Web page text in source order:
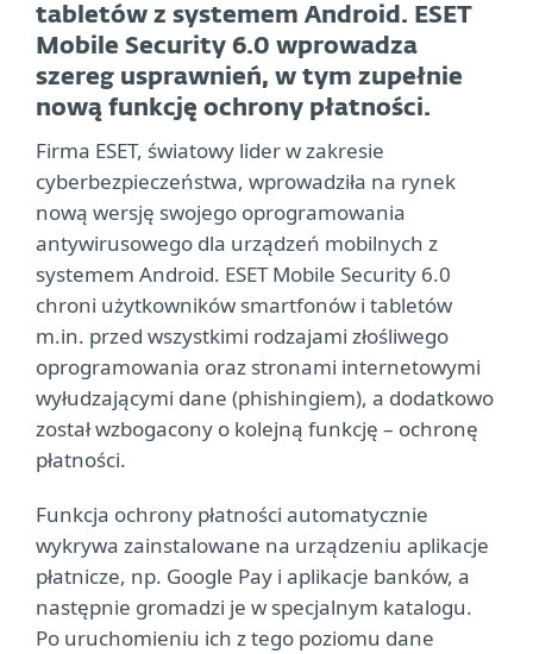
tabletów z systemem Android. ESET
Mobile Security 6.0 wprowadza
szereg usprawnień, w tym zupełnie
nową funkcję ochrony płatności.
Firma ESET, światowy lider w zakresie
cyberbezpieczeństwa, wprowadziła na rynek
nową wersję swojego oprogramowania
antywirusowego dla urządzeń mobilnych z
systemem Android. ESET Mobile Security 6.0
chroni użytkowników smartfonów i tabletów
m.in. przed wszystkimi rodzajami złośliwego
oprogramowania oraz stronami internetowymi
wyłudzającymi dane (phishingiem), a dodatkowo
został wzbogacony o kolejną funkcję – ochronę
płatności.
Funkcja ochrony płatności automatycznie
wykrywa zainstalowane na urządzeniu aplikacje
płatnicze, np. Google Pay i aplikacje banków, a
następnie gromadzi je w specjalnym katalogu.
Po uruchomieniu ich z tego poziomu dane